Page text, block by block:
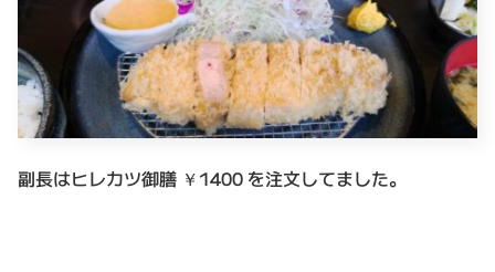
副長はヒレカツ御膳 ￥1400 を注文してました。